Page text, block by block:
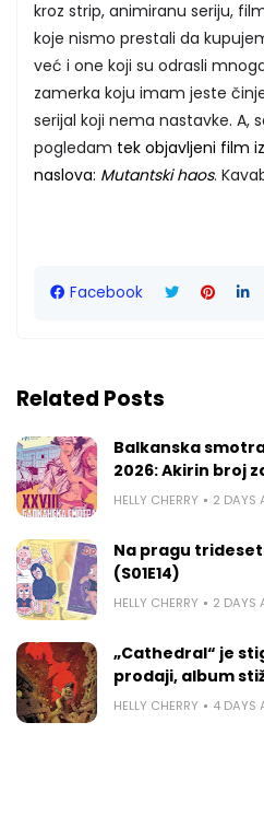
kroz strip, animiranu seriju,
koje nismo prestali da
već i one koji su odrasli
zamerka koju imam jeste
serijal koji nema nastavke. A,
pogledam tek objavljeni film
naslova: Mutantski haos.
Facebook
Related Posts
Balkanska
2026: Akirin broj
HELLY CHERRY 2 DAYS
Na pragu
(S01E14)
HELLY CHERRY 2 DAYS
„Cathedral“ je
prodaji, album
HELLY CHERRY 4 DAYS